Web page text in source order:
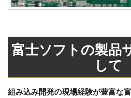
富士ソフトの製品
して
組み込み開発の現場経験が豊富な